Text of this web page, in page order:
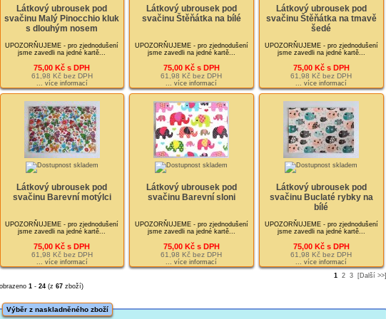
Látkový ubrousek pod
svačinu Malý Pinocchio kluk
s dlouhým nosem
UPOZORŇUJEME - pro zjednodušení
jsme zavedli na jedné kartě...
75,00 Kč s DPH
61,98 Kč bez DPH
... více informací
Látkový ubrousek pod
svačinu Štěňátka na bílé
UPOZORŇUJEME - pro zjednodušení
jsme zavedli na jedné kartě...
75,00 Kč s DPH
61,98 Kč bez DPH
... více informací
Látkový ubrousek pod
svačinu Štěňátka na tmavě
šedé
UPOZORŇUJEME - pro zjednodušení
jsme zavedli na jedné kartě...
75,00 Kč s DPH
61,98 Kč bez DPH
... více informací
Látkový ubrousek pod
svačinu Barevní motýlci
UPOZORŇUJEME - pro zjednodušení
jsme zavedli na jedné kartě...
75,00 Kč s DPH
61,98 Kč bez DPH
... více informací
Látkový ubrousek pod
svačinu Barevní sloni
UPOZORŇUJEME - pro zjednodušení
jsme zavedli na jedné kartě...
75,00 Kč s DPH
61,98 Kč bez DPH
... více informací
Látkový ubrousek pod
svačinu Buclaté rybky na
bílé
UPOZORŇUJEME - pro zjednodušení
jsme zavedli na jedné kartě...
75,00 Kč s DPH
61,98 Kč bez DPH
... více informací
1 - 24(z 67zboží)
1 2 3 [Další >>]
Výběr z naskladněného zboží